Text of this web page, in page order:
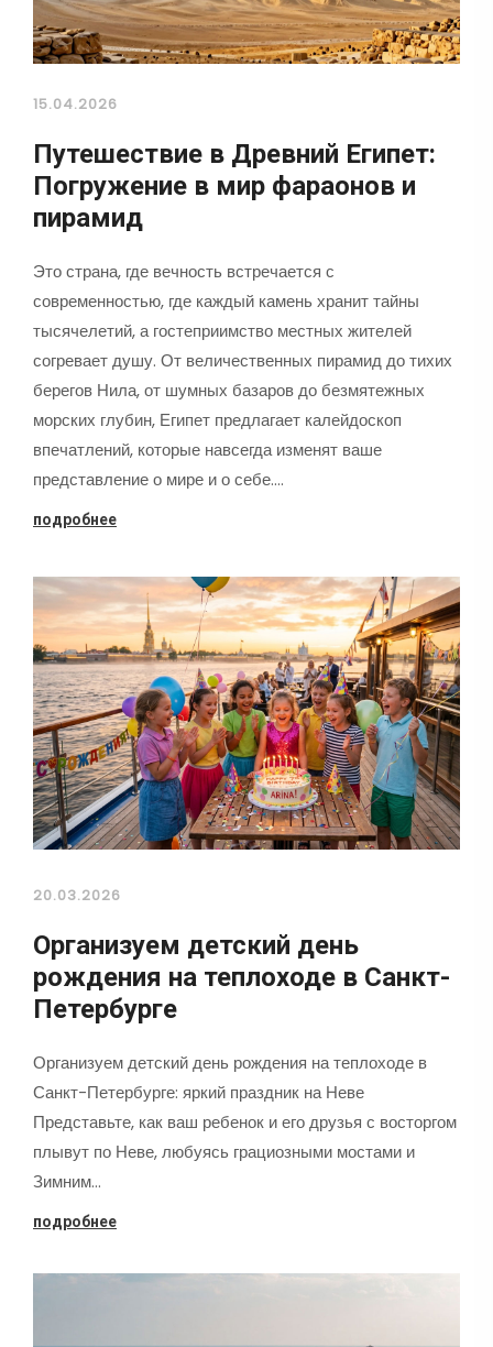
15.04.2026
Путешествие в Древний Египет:
Погружение в мир фараонов и
пирамид
Это страна, где вечность встречается с
современностью, где каждый камень хранит тайны
тысячелетий, а гостеприимство местных жителей
согревает душу. От величественных пирамид до тихих
берегов Нила, от шумных базаров до безмятежных
морских глубин, Египет предлагает калейдоскоп
впечатлений, которые навсегда изменят ваше
представление о мире и о себе.…
подробнее
20.03.2026
Организуем детский день
рождения на теплоходе в Санкт-
Петербурге
Организуем детский день рождения на теплоходе в
Санкт-Петербурге: яркий праздник на Неве
Представьте, как ваш ребенок и его друзья с восторгом
плывут по Неве, любуясь грациозными мостами и
Зимним…
подробнее